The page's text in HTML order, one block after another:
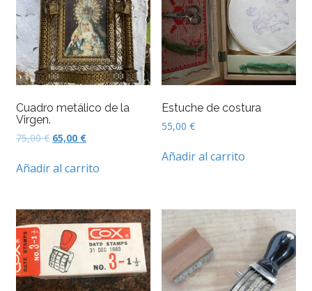
Cuadro metálico de la
Virgen.
75,00€ El
original
era:
65,00 €El
actual
es:
Añadir al carrito
Estuche de costura
55,00€
Añadir al carrito